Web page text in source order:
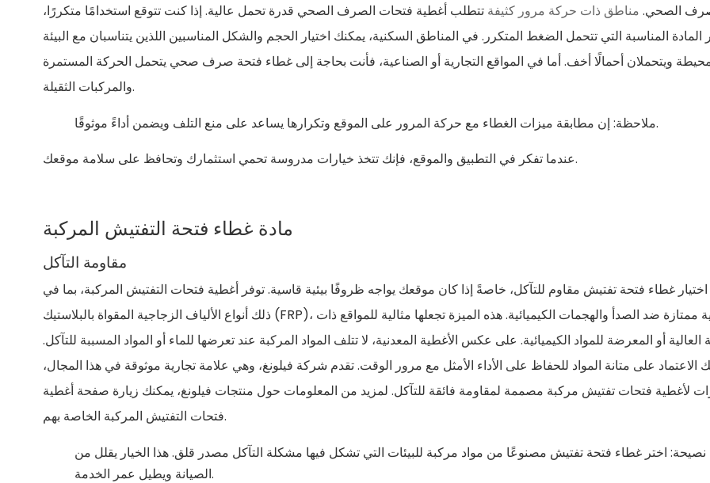
الصحي. مناطق ذات حركة مرور كثيفة تتطلب أغطية فتحات الصرف الصحي قدرة تحمل عالية. إذا كنت تتوقع استخدامًا متكررًا،
المادة المناسبة التي تتحمل الضغط المتكرر. في المناطق السكنية، يمكنك اختيار الحجم والشكل المناسبين اللذين يتناسبان مع البيئة
ويتحملان أحمالًا أخف. أما في المواقع التجارية أو الصناعية، فأنت بحاجة إلى غطاء فتحة صرف صحي يتحمل الحركة المستمرة
والمركبات الثقيلة.
ملاحظة: إن مطابقة ميزات الغطاء مع حركة المرور على الموقع وتكرارها يساعد على منع التلف ويضمن أداءً موثوقًا.
عندما تفكر في التطبيق والموقع، فإنك تتخذ خيارات مدروسة تحمي استثمارك وتحافظ على سلامة موقعك.
مادة غطاء فتحة التفتيش المركبة
مقاومة التآكل
غطاء فتحة تفتيش مقاوم للتآكل، خاصةً إذا كان موقعك يواجه ظروفًا بيئية قاسية. توفر أغطية فتحات التفتيش المركبة، بما في
ذلك أنواع الألياف الزجاجية المقواة بالبلاستيك (FRP)، حماية ممتازة ضد الصدأ والهجمات الكيميائية. هذه الميزة تجعلها مثالية للمواقع ذات
العالية أو المعرضة للمواد الكيميائية. على عكس الأغطية المعدنية، لا تتلف المواد المركبة عند تعرضها للماء أو المواد المسببة للتآكل.
الاعتماد على متانة المواد للحفاظ على الأداء الأمثل مع مرور الوقت. تقدم شركة فيلونغ، وهي علامة تجارية موثوقة في هذا المجال،
لأغطية فتحات تفتيش مركبة مصممة لمقاومة فائقة للتآكل. لمزيد من المعلومات حول منتجات فيلونغ، يمكنك زيارة صفحة أغطية
فتحات التفتيش المركبة الخاصة بهم.
نصيحة: اختر غطاء فتحة تفتيش مصنوعًا من مواد مركبة للبيئات التي تشكل فيها مشكلة التآكل مصدر قلق. هذا الخيار يقلل من
الصيانة ويطيل عمر الخدمة.